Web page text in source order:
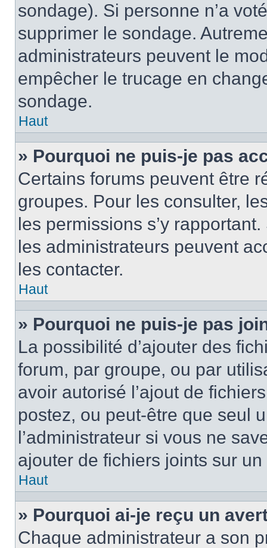
sondage). Si personne n’a
supprimer le sondage.
administrateurs peuvent le
empêcher le trucage en
sondage.
Haut
» Pourquoi ne puis-je pas
Certains forums peuvent être
groupes. Pour les consulter,
les permissions s’y
les administrateurs peuvent
les contacter.
Haut
» Pourquoi ne puis-je pas
La possibilité d’ajouter des
forum, par groupe, ou par
avoir autorisé l’ajout de
postez, ou peut-être que seul
l’administrateur si vous ne
ajouter de fichiers joints sur un
Haut
» Pourquoi ai-je reçu un
Chaque administrateur a son